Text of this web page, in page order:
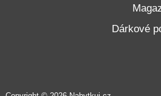
Dárkové